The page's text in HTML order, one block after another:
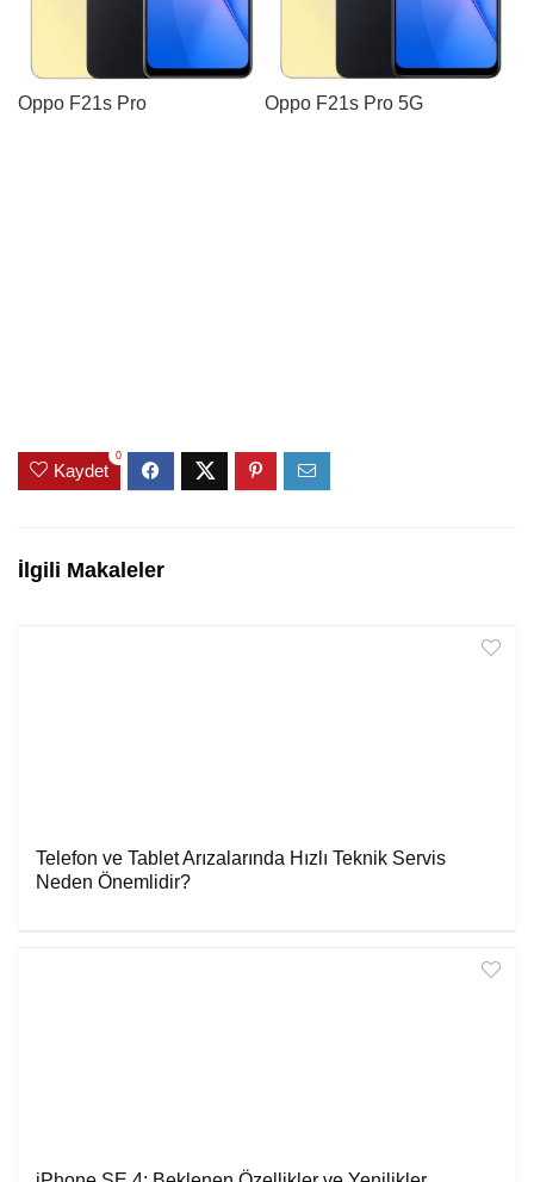
Oppo F21s Pro Oppo F21s Pro 5G
Kaydet
0
İlgili Makaleler
Telefon ve Tablet Arızalarında Hızlı Teknik Servis
Neden Önemlidir?